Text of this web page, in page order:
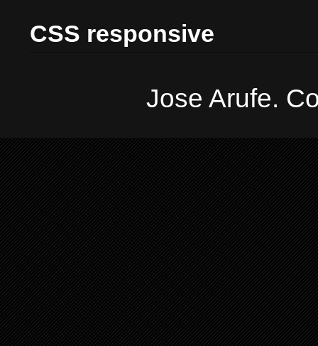
CSS responsive
Jose Arufe.